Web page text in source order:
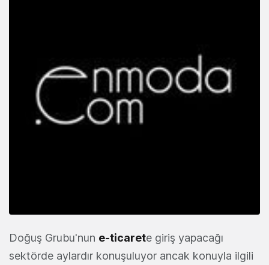
Doğuş Grubu'nun e-ticarete giriş yapacağı
sektörde aylardır konuşuluyor ancak konuyla ilgili